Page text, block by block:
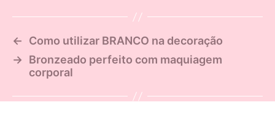
←
Como utilizar BRANCO na decoração
→
Bronzeado perfeito com maquiagem
corporal